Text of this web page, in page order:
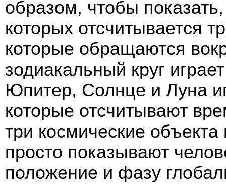
образом, чтобы
которых отсчитывается
которые обращаются
зодиакальный круг
Юпитер, Солнце и Луна
которые отсчитывают
три космические
просто показывают
положение и фазу